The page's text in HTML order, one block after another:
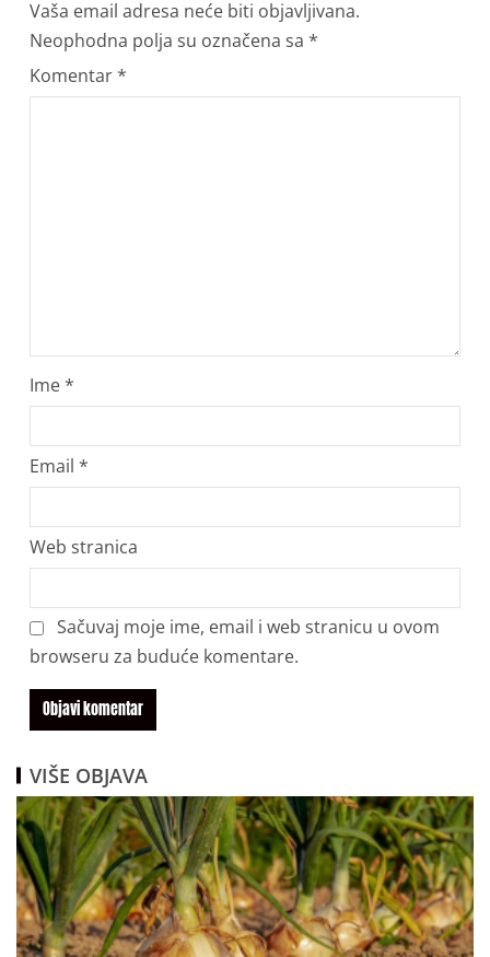
Vaša email adresa neće biti objavljivana.
Neophodna polja su označena sa *
Komentar*
Ime*
Email *
Web stranica
Sačuvaj moje ime, email i web stranicu u ovom
browseru za buduće komentare.
VIŠE OBJAVA